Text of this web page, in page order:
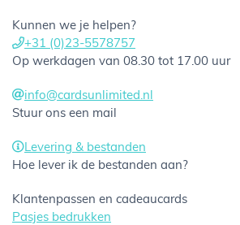
Kunnen we je helpen?
+31 (0)23-5578757
Op werkdagen van 08.30 tot 17.00 uur
info@cardsunlimited.nl
Stuur ons een mail
Levering & bestanden
Hoe lever ik de bestanden aan?
Klantenpassen en cadeaucards
Pasjes bedrukken